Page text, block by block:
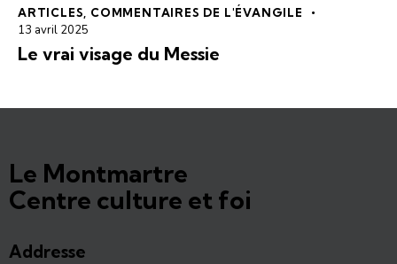
ARTICLES, COMMENTAIRES DE L'ÉVANGILE
13 avril 2025
Le vrai visage du Messie
Le Montmartre
Centre culture et foi
Addresse